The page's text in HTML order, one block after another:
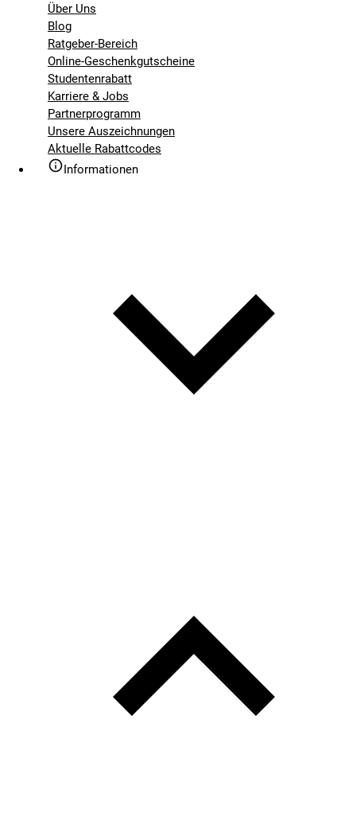
Über Uns
Blog
Ratgeber-Bereich
Online-Geschenkgutscheine
Studentenrabatt
Karriere & Jobs
Partnerprogramm
Unsere Auszeichnungen
Aktuelle Rabattcodes
Informationen